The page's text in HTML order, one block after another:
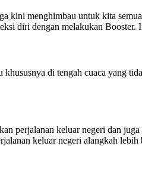
kini menghimbau untuk kita
diri dengan melakukan
di tengah cuaca yang
perjalanan keluar negeri dan
keluar negeri alangkah